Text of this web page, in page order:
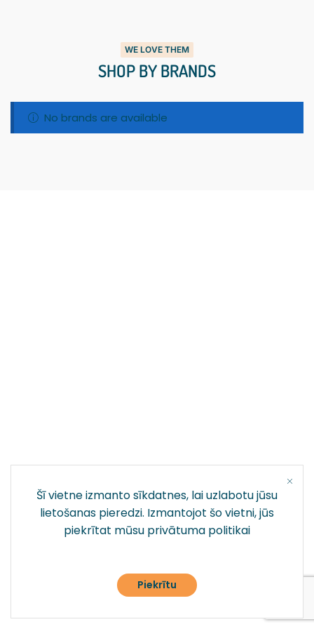
WE LOVE THEM
SHOP BY BRANDS
No brands are available
Šī vietne izmanto sīkdatnes, lai uzlabotu jūsu
lietošanas pieredzi. Izmantojot šo vietni, jūs
piekrītat mūsu privātuma politikai
Piekrītu